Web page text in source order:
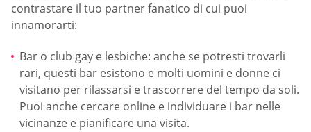
contrastare il tuo partner fanatico di cui puoi
innamorarti:
Bar o club gay e lesbiche: anche se potresti trovarli
rari, questi bar esistono e molti uomini e donne ci
visitano per rilassarsi e trascorrere del tempo da soli.
Puoi anche cercare online e individuare i bar nelle
vicinanze e pianificare una visita.